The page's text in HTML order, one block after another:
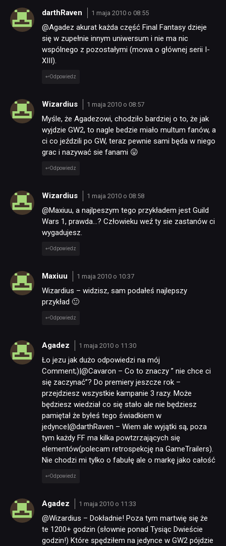
darthRaven 1 maja 2010 o 08:55
@Agadez akurat każda część Final Fantasy dzieje
się w zupełnie innym uniwersum i nie ma nic
wspólnego z pozostałymi (mowa o głównej serii I-
XIII).
Odpowiedz
Wizardius 1 maja 2010 o 08:57
Myśle, że Agadezowi, chodziło bardziej o to, że jak
wyjdzie GW2, to nagle bedzie miało multum fanów, a
ci co jeździli po GW, teraz pewnie sami będa w niego
grac i nazywać sie fanami 😛
Odpowiedz
Wizardius 1 maja 2010 o 08:58
@Maxiuu, a najlpeszym tego przykładem jest Guild
Wars 1, prawda…? Człowieku weź ty sie zastanów ci
wygadujesz.
Odpowiedz
Maxiuu 1 maja 2010 o 10:37
Wizardius – widzisz, sam podałeś najlepszy
przykład 🙂
Odpowiedz
Agadez 1 maja 2010 o 11:30
Ło jezu jak dużo odpowiedzi na mój
Comment;)|@Cavaron – Co to znaczy ” nie chce ci
się zaczynać”? Do premiery jeszcze rok –
przejdziesz wszystkie kampanie 3 razy. Może
będziesz wiedział co się stało ale nie będziesz
pamiętał że byłeś tego świadkiem w
jedynce|@darthRaven – Wiem ale wyjątki są, poza
tym każdy FF ma kilka powtzrzających się
elementów(polecam retrospekcję na GameTrailers).
Nie chodzi mi tylko o fabułę ale o markę jako całość
Odpowiedz
Agadez 1 maja 2010 o 11:33
@Wizardius – Dokładnie! Poza tym martwię się że
te 1200+ godzin (słownie ponad Tysiąc Dwieście
godzin!) Które spędziłem na jedynce w GW2 pójdzie